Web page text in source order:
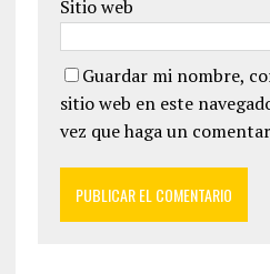
Sitio web
Guardar mi nombre,
sitio web en este
vez que haga un